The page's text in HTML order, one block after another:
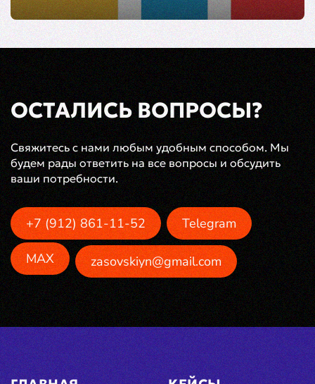
ОСТАЛИСЬ ВОПРОСЫ?
Свяжитесь с нами любым удобным способом. Мы
будем рады ответить на все вопросы и обсудить
ваши потребности.
+7 (912) 861-11-52 Telegram
MAX zasovskiyn@gmail.com